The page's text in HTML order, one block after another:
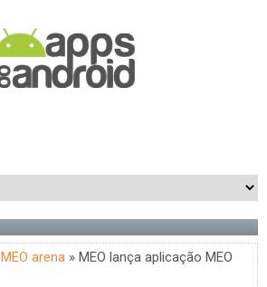
MEO arena » MEO lança aplicação MEO